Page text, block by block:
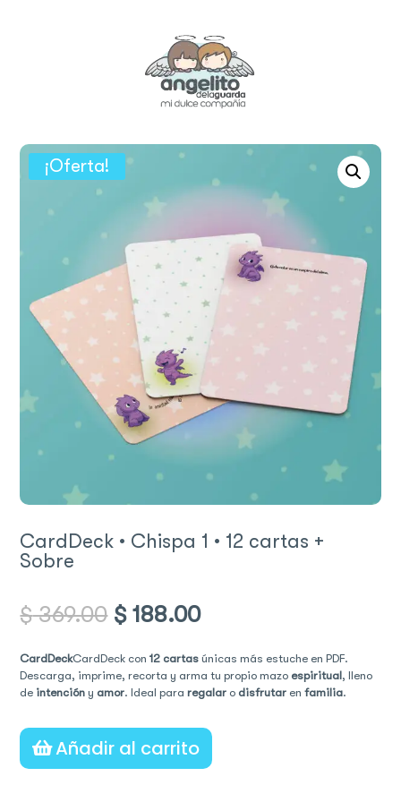
¡Oferta!
CardDeck • Chispa 1 • 12 cartas +
Sobre
$369.00 Original
price
$ 369.00.
$188.00Current
$ 188.00.
CardDeckCardDeck con12 cartas únicas más estuche en PDF.
Descarga, imprime, recorta y arma tu propio mazo espiritual, lleno
de intención y amor. Ideal pararegalar o disfrutar enfamilia.
Añadir al carrito